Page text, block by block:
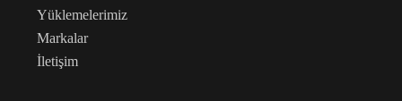
Yüklemelerimiz
Markalar
İletişim